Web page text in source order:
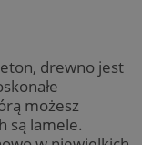
drewno jest
możesz
są lamele.